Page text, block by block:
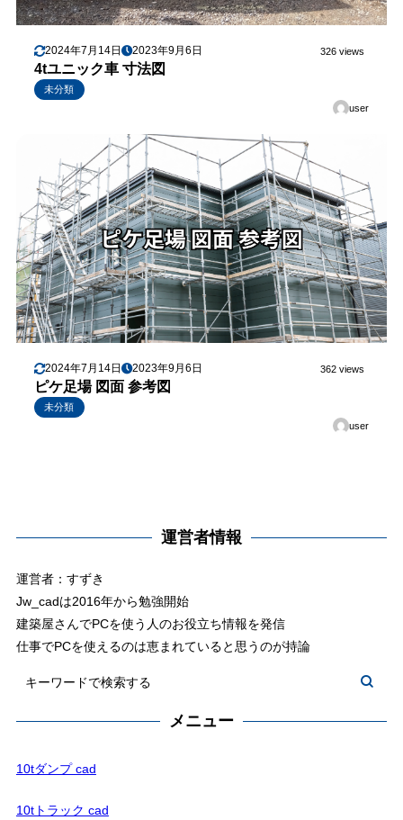
2024年7月14日 2023年9月6日 326 views
4tユニック車 寸法図
未分類
user
2024年7月14日 2023年9月6日 362 views
ピケ足場 図面 参考図
未分類
user
運営者情報
運営者：すずき
Jw_cadは2016年から勉強開始
建築屋さんでPCを使う人のお役立ち情報を発信
仕事でPCを使えるのは恵まれていると思うのが持論
メニュー
10tダンプ cad
10tトラック cad